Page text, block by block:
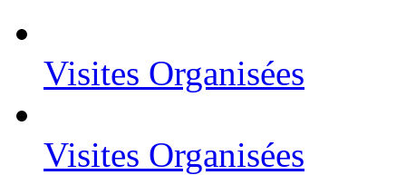
Visites Organisées
Visites Organisées